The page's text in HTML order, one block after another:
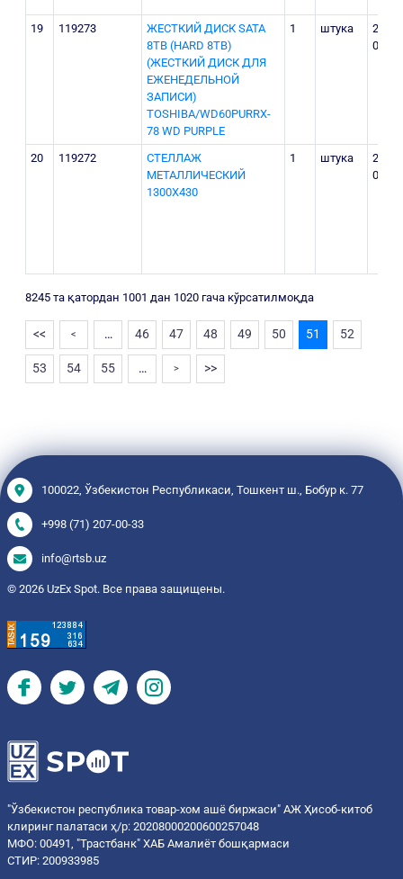
19 119273
ЖЕСТКИЙ ДИСК SATA
8ТВ (HARD 8TB)
(ЖЕСТКИЙ ДИСК ДЛЯ
ЕЖЕНЕДЕЛЬНОЙ
ЗАПИСИ)
TOSHIBA/WD60PURRX-
78 WD PURPLE
1 штука
2 565
000
20 119272
CТЕЛЛАЖ
МЕТАЛЛИЧЕСКИЙ
1300Х430
1 штука
2 125
000
8245 та қатордан 1001 дан 1020 гача кўрсатилмоқда
<< < … 46 47 48 49 50 51 52
53 54 55 … > >>
100022, Ўзбекистон Республикаси, Тошкент ш., Бобур к. 77
+998 (71) 207-00-33
info@rtsb.uz
© 2026 UzEx Spot. Все права защищены.
"Ўзбекистон республика товар-хом ашё биржаси" АЖ Ҳисоб-китоб
клиринг палатаси ҳ/р: 20208000200600257048
МФО: 00491, "Трастбанк" ХАБ Амалиёт бошқармаси
СТИР: 200933985